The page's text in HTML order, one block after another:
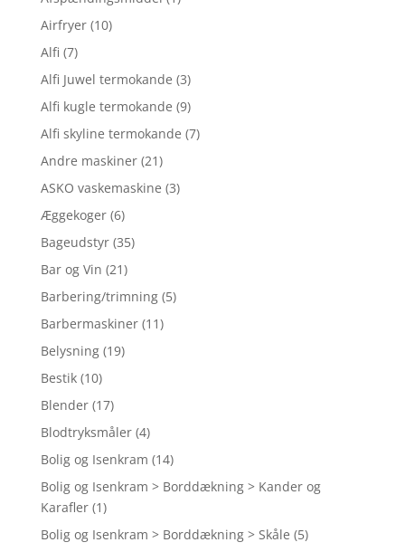
Airfryer (10)
Alfi (7)
Alfi Juwel termokande (3)
Alfi kugle termokande (9)
Alfi skyline termokande (7)
Andre maskiner (21)
ASKO vaskemaskine (3)
Æggekoger (6)
Bageudstyr (35)
Bar og Vin (21)
Barbering/trimning (5)
Barbermaskiner (11)
Belysning (19)
Bestik (10)
Blender (17)
Blodtryksmåler (4)
Bolig og Isenkram (14)
Bolig og Isenkram > Borddækning > Kander og
Karafler (1)
Bolig og Isenkram > Borddækning > Skåle (5)